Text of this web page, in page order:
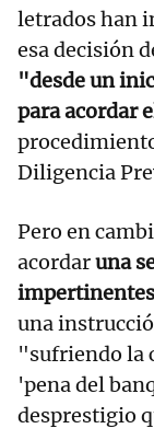
letrados han
esa decisión
"desde un
para acordar
Diligencia
Pero en
acordaruna
impertinentes
una
"sufriendo la
'pena del
desprestigio